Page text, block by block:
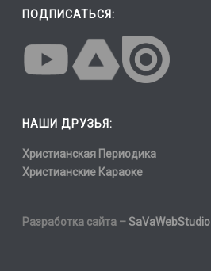
ПОДПИСАТЬСЯ:
НАШИ ДРУЗЬЯ:
Христианская Периодика
Христианские Караоке
Разработка сайта –SaVaWebStudio